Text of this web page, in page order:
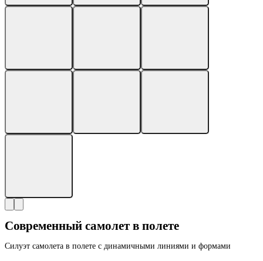
Современный самолет в полете
Силуэт самолета в полете с динамичными линиями и формами